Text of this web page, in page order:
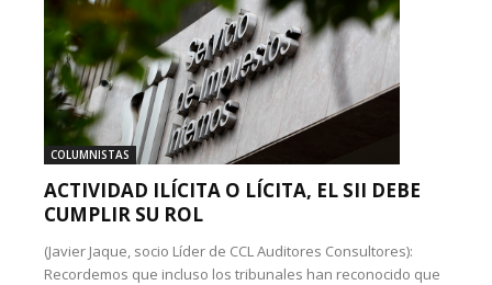
COLUMNISTAS
ACTIVIDAD ILÍCITA O LÍCITA, EL SII DEBE
CUMPLIR SU ROL
(Javier Jaque, socio Líder de CCL Auditores Consultores):
Recordemos que incluso los tribunales han reconocido que